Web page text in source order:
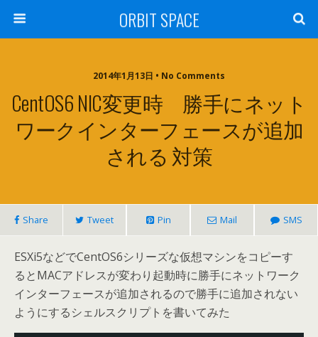
ORBIT SPACE
2014年1月13日 • No Comments
CentOS6 NIC変更時 勝手にネット
ワークインターフェースが追加
される 対策
Share Tweet Pin Mail SMS
ESXi5などでCentOS6シリーズな仮想マシンをコピーす
るとMACアドレスが変わり起動時に勝手にネットワーク
インターフェースが追加されるので勝手に追加されない
ようにするシェルスクリプトを書いてみた